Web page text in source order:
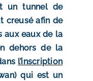
un tunnel de
creusé afin de
aux eaux de la
dehors de la
l’inscription
qui est un